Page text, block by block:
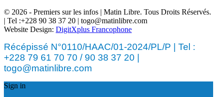
© 2026 - Premiers sur les infos | Matin Libre. Tous Droits Réservés.
| Tel :+228 90 38 37 20 | togo@matinlibre.com
Website Design: DigitXplus Francophone
Récépissé N°0110/HAAC/01-2024/PL/P | Tel :
+228 79 61 70 70 / 90 38 37 20 |
togo@matinlibre.com
Sign in